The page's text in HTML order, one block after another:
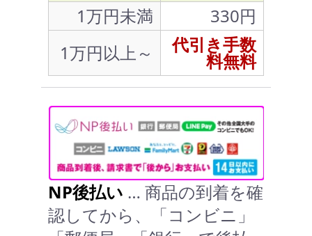
1万円未満
330円
1万円以上～
代引き手数
料無料
NP後払い … 商品の到着を確
認してから、「コンビニ」